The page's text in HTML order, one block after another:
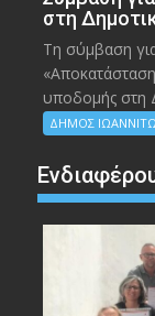
στη
Τη σύμβαση
υποδομής στη
ΔΗΜΟΣ